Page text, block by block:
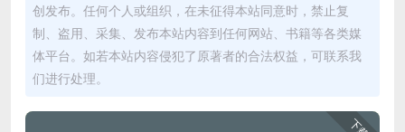
创发布。任何个人或组织，在未征得本站同意时，禁止复
制、盗用、采集、发布本站内容到任何网站、书籍等各类媒
体平台。如若本站内容侵犯了原著者的合法权益，可联系我
们进行处理。